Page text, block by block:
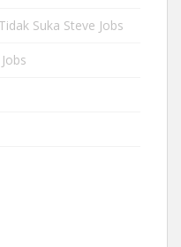
Tidak Suka Steve Jobs